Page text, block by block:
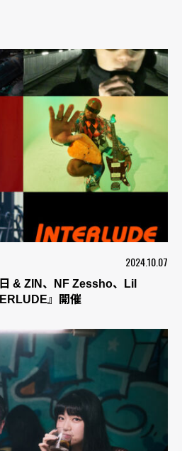
2024.10.07
& ZIN、NF Zessho、Lil
』開催